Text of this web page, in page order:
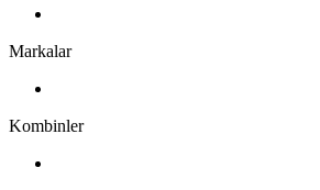
Markalar
Kombinler